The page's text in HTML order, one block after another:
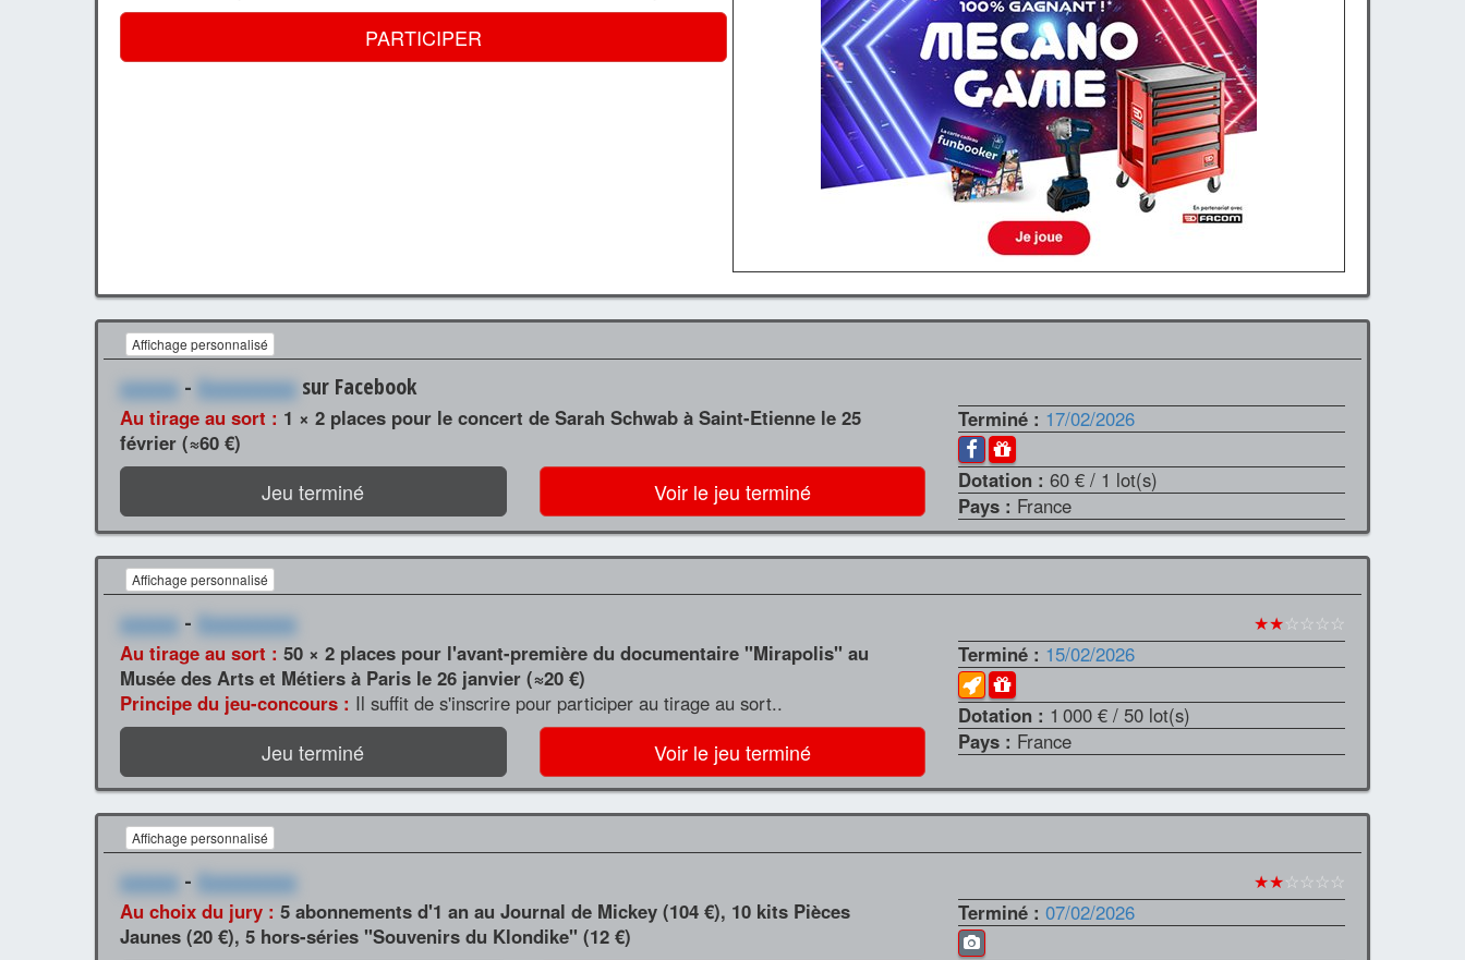
PARTICIPER
Affichage personnalisé
xxxxxx - Xxxxxxxxxx sur Facebook
Au tirage au sort : 1 × 2 places pour le concert de Sarah Schwab à Saint-Etienne le 25
février (≈60 €)
Jeu terminé Voir le jeu terminé
Terminé : 17/02/2026
Dotation :60 € / 1 lot(s)
Pays : France
Affichage personnalisé
xxxxxx - Xxxxxxxxxx ★★☆☆☆☆
Au tirage au sort : 50 × 2 places pour l'avant-première du documentaire "Mirapolis" au
Musée des Arts et Métiers à Paris le 26 janvier (≈20 €)
Principe du jeu-concours : Il suffit de s'inscrire pour participer au tirage au sort..
Jeu terminé Voir le jeu terminé
Terminé : 15/02/2026
Dotation : 1 000 € / 50 lot(s)
Pays : France
Affichage personnalisé
xxxxxx - Xxxxxxxxxx ★★☆☆☆☆
Au choix du jury : 5 abonnements d'1 an au Journal de Mickey (104 €), 10 kits Pièces
Jaunes (20 €), 5 hors-séries "Souvenirs du Klondike" (12 €)
Terminé :07/02/2026